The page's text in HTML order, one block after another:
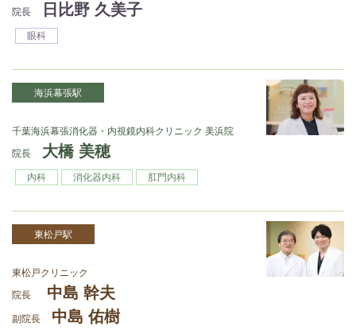
院長
日比野 久美子
眼科
海浜幕張駅
千葉海浜幕張消化器・内視鏡内科クリニック 美浜院
院長
大橋 美穂
内科 消化器内科 肛門内科
東松戸駅
東松戸クリニック
院長
中島 幹夫
副院長 中島 佑樹